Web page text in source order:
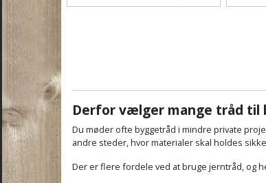
Derfor vælger mange tråd til
Du møder ofte byggetråd i mindre private
andre steder, hvor materialer skal holdes
Der er flere fordele ved at bruge jerntråd, og